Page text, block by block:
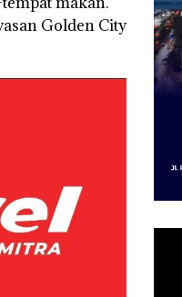
Golden City